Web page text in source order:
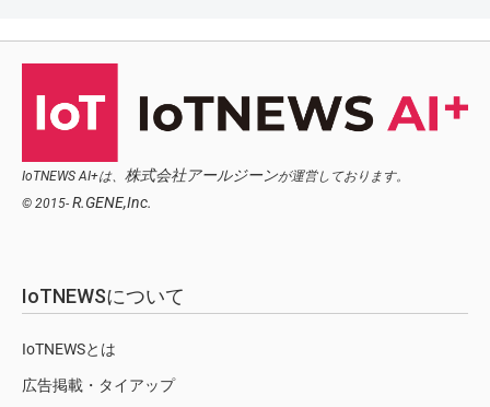
IoTNEWS AI+は、 株式会社アールジーンが運営しております。
© 2015- R.GENE,Inc.
IoTNEWSについて
IoTNEWSとは
広告掲載・タイアップ